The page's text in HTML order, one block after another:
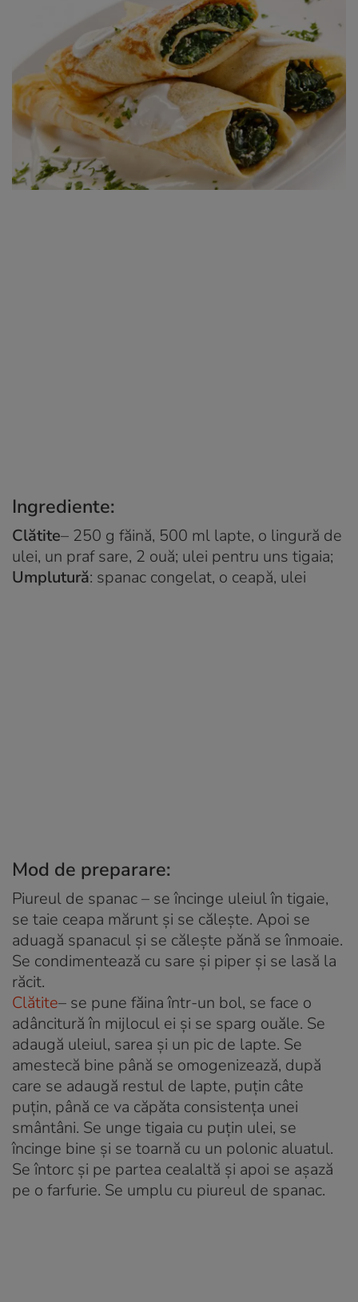
Ingrediente:
Clătite– 250 g făină, 500 ml lapte, o lingură de
ulei, un praf sare, 2 ouă; ulei pentru uns tigaia;
Umplutură: spanac congelat, o ceapă, ulei
Mod de preparare:
Piureul de spanac – se încinge uleiul în tigaie,
se taie ceapa mărunt şi se căleşte. Apoi se
aduagă spanacul şi se căleşte pănă se înmoaie.
Se condimentează cu sare şi piper şi se lasă la
răcit.
Clătite– se pune făina într-un bol, se face o
adâncitură în mijlocul ei şi se sparg ouăle. Se
adaugă uleiul, sarea şi un pic de lapte. Se
amestecă bine până se omogenizează, după
care se adaugă restul de lapte, puţin câte
puţin, până ce va căpăta consistenţa unei
smântâni. Se unge tigaia cu puţin ulei, se
încinge bine şi se toarnă cu un polonic aluatul.
Se întorc şi pe partea cealaltă şi apoi se aşază
pe o farfurie. Se umplu cu piureul de spanac.